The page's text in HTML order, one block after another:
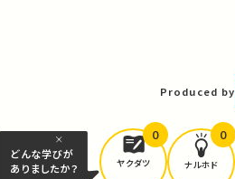
Produced by
どんな学びが
ありましたか？
ヤクダツ
0
ナルホド
0